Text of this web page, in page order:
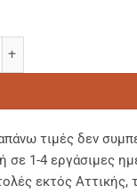
100% cotton (open)
τιμές δεν
σε 1-4 εργάσιμες
εκτός